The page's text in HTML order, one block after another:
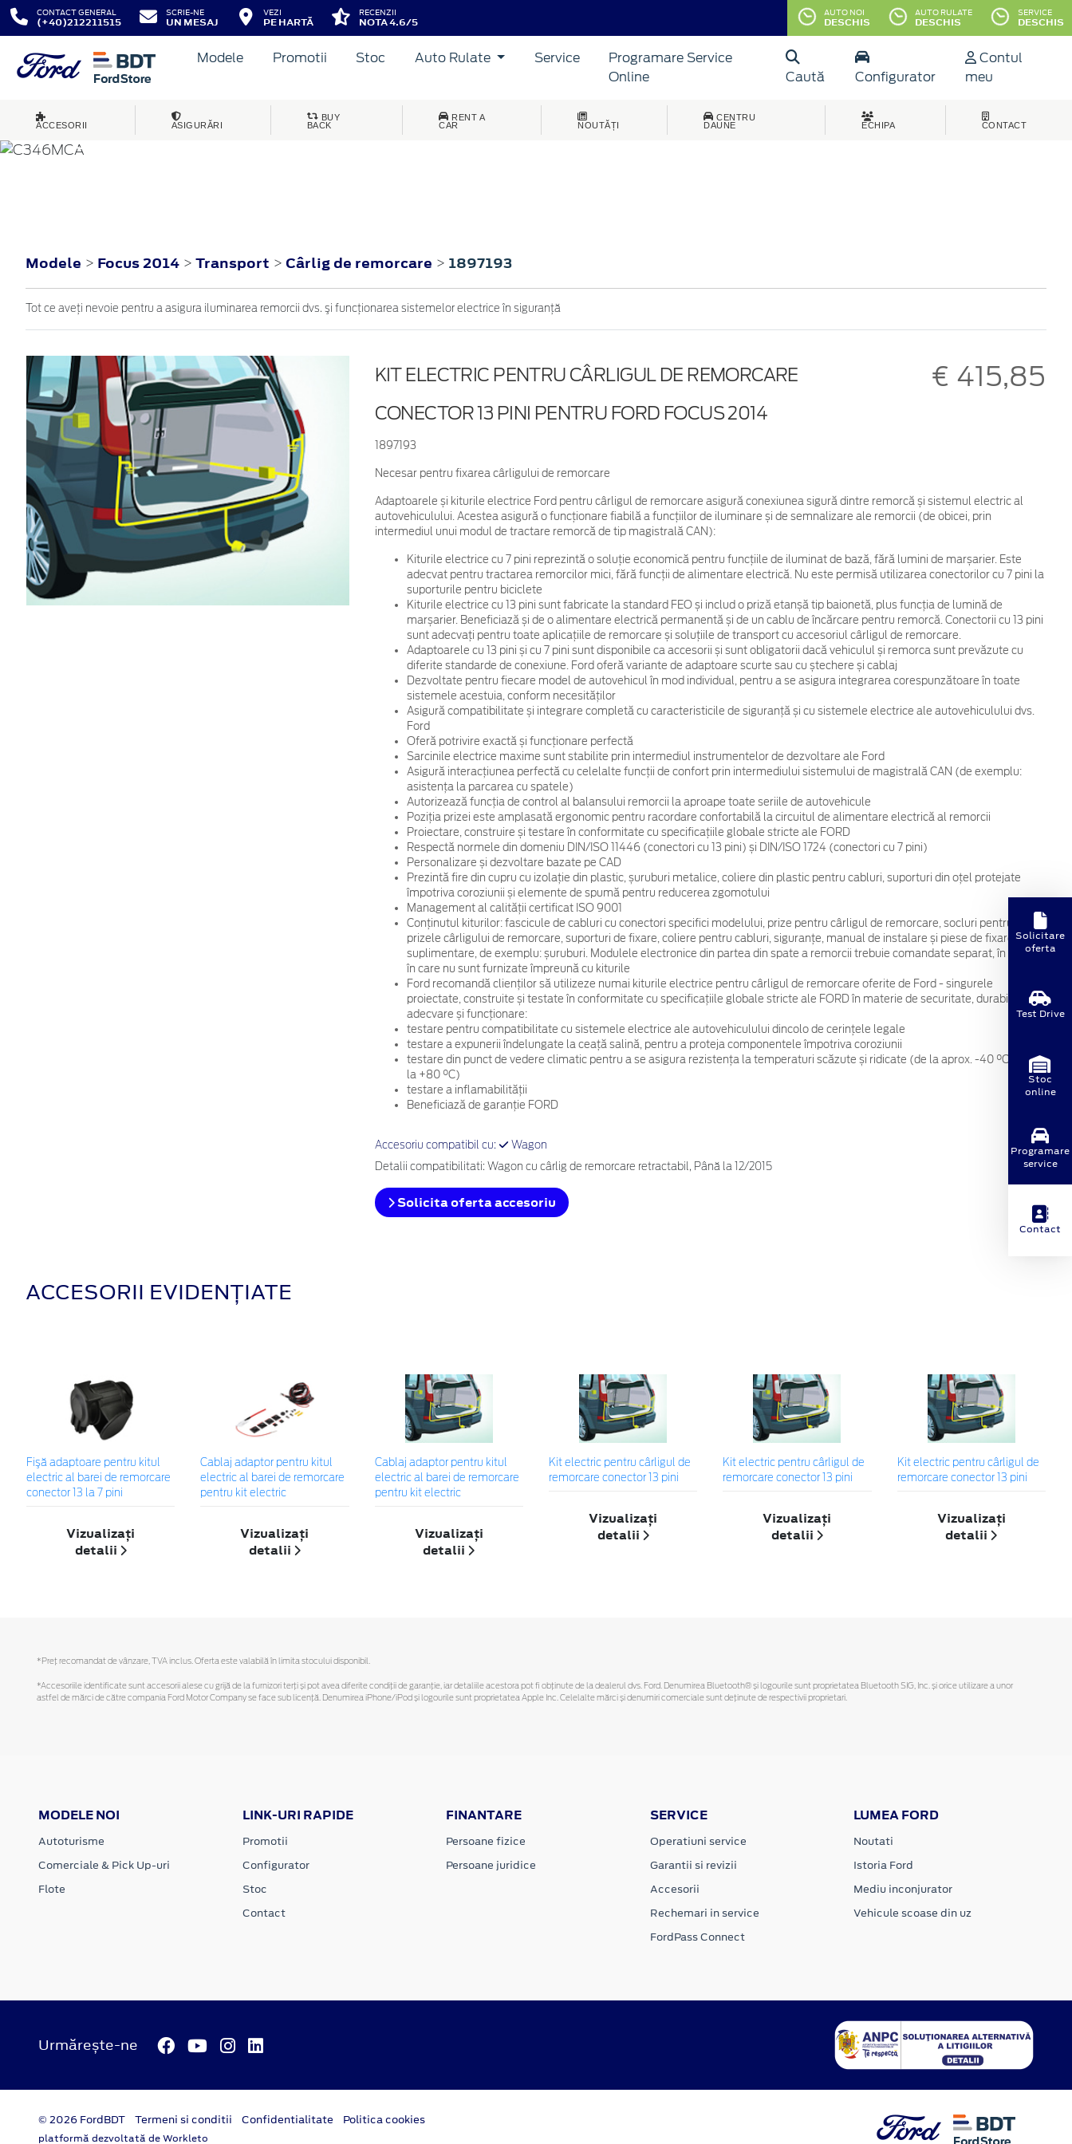
CONTACT GENERAL
(+40)212211515
SCRIE-NE
UN MESAJ
VEZI
PE HARTĂ
RECENZII
NOTA 4.6/5
AUTO NOI
DESCHIS
AUTO RULATE
DESCHIS
SERVICE
DESCHIS
Modele Promotii Stoc Auto Rulate Service
Programare Service
Online
Caută Configurator
Contul
meu
ACCESORII ASIGURĂRI
BUY
BACK
RENT A
CAR
NOUTĂȚI
CENTRU
DAUNE
ECHIPA CONTACT
FOCUS
Modele > Focus 2014 > Transport > Cârlig de remorcare > 1897193
Tot ce aveţi nevoie pentru a asigura iluminarea remorcii dvs. şi funcţionarea sistemelor electrice în siguranţă
KIT ELECTRIC PENTRU CÂRLIGUL DE REMORCARE
CONECTOR 13 PINI PENTRU FORD FOCUS 2014
1897193
€ 415,85
Necesar pentru fixarea cârligului de remorcare
Adaptoarele și kiturile electrice Ford pentru cârligul de remorcare asigură conexiunea sigură dintre remorcă și sistemul electric al
autovehiculului. Acestea asigură o funcționare fiabilă a funcțiilor de iluminare și de semnalizare ale remorcii (de obicei, prin
intermediul unui modul de tractare remorcă de tip magistrală CAN):
Kiturile electrice cu 7 pini reprezintă o soluție economică pentru funcțiile de iluminat de bază, fără lumini de marșarier. Este
adecvat pentru tractarea remorcilor mici, fără funcții de alimentare electrică. Nu este permisă utilizarea conectorilor cu 7 pini la
suporturile pentru biciclete
Kiturile electrice cu 13 pini sunt fabricate la standard FEO și includ o priză etanșă tip baionetă, plus funcția de lumină de
marșarier. Beneficiază și de o alimentare electrică permanentă și de un cablu de încărcare pentru remorcă. Conectorii cu 13 pini
sunt adecvați pentru toate aplicațiile de remorcare și soluțiile de transport cu accesoriul cârligul de remorcare.
Adaptoarele cu 13 pini și cu 7 pini sunt disponibile ca accesorii și sunt obligatorii dacă vehiculul și remorca sunt prevăzute cu
diferite standarde de conexiune. Ford oferă variante de adaptoare scurte sau cu ștechere și cablaj
Dezvoltate pentru fiecare model de autovehicul în mod individual, pentru a se asigura integrarea corespunzătoare în toate
sistemele acestuia, conform necesităților
Asigură compatibilitate și integrare completă cu caracteristicile de siguranță și cu sistemele electrice ale autovehiculului dvs.
Ford
Oferă potrivire exactă și funcționare perfectă
Sarcinile electrice maxime sunt stabilite prin intermediul instrumentelor de dezvoltare ale Ford
Asigură interacțiunea perfectă cu celelalte funcții de confort prin intermediului sistemului de magistrală CAN (de exemplu:
asistența la parcarea cu spatele)
Autorizează funcția de control al balansului remorcii la aproape toate seriile de autovehicule
Poziția prizei este amplasată ergonomic pentru racordare confortabilă la circuitul de alimentare electrică al remorcii
Proiectare, construire și testare în conformitate cu specificațiile globale stricte ale FORD
Respectă normele din domeniu DIN/ISO 11446 (conectori cu 13 pini) și DIN/ISO 1724 (conectori cu 7 pini)
Personalizare și dezvoltare bazate pe CAD
Prezintă fire din cupru cu izolație din plastic, șuruburi metalice, coliere din plastic pentru cabluri, suporturi din oțel protejate
împotriva coroziunii și elemente de spumă pentru reducerea zgomotului
Management al calității certificat ISO 9001
Conținutul kiturilor: fascicule de cabluri cu conectori specifici modelului, prize pentru cârligul de remorcare, socluri pentru
prizele cârligului de remorcare, suporturi de fixare, coliere pentru cabluri, siguranțe, manual de instalare și piese de fixare
suplimentare, de exemplu: șuruburi. Modulele electronice din partea din spate a remorcii trebuie comandate separat, în cazul
în care nu sunt furnizate împreună cu kiturile
Ford recomandă clienților să utilizeze numai kiturile electrice pentru cârligul de remorcare oferite de Ford - singurele
proiectate, construite și testate în conformitate cu specificațiile globale stricte ale FORD în materie de securitate, durabilitate,
adecvare și funcționare:
testare pentru compatibilitate cu sistemele electrice ale autovehiculului dincolo de cerințele legale
testare a expunerii îndelungate la ceață salină, pentru a proteja componentele împotriva coroziunii
testare din punct de vedere climatic pentru a se asigura rezistența la temperaturi scăzute și ridicate (de la aprox. -40 °C până
la +80 °C)
testare a inflamabilității
Beneficiază de garanție FORD
Accesoriu compatibil cu: Wagon
Detalii compatibilitati: Wagon cu cârlig de remorcare retractabil, Până la 12/2015
Solicita oferta accesoriu
ACCESORII EVIDENȚIATE
Fişă adaptoare pentru kitul
electric al barei de remorcare
conector 13 la 7 pini
Vizualizați
detalii
Cablaj adaptor pentru kitul
electric al barei de remorcare
pentru kit electric
Vizualizați
detalii
Cablaj adaptor pentru kitul
electric al barei de remorcare
pentru kit electric
Vizualizați
detalii
Kit electric pentru cârligul de
remorcare conector 13 pini
Vizualizați
detalii
Kit electric pentru cârligul de
remorcare conector 13 pini
Vizualizați
detalii
Kit electric pentru cârligul de
remorcare conector 13 pini
Vizualizați
detalii
*Preţ recomandat de vânzare, TVA inclus. Oferta este valabilă în limita stocului disponibil.
*Accesoriile identificate sunt accesorii alese cu grijă de la furnizori terți și pot avea diferite condiții de garanție, iar detaliile acestora pot fi obținute de la dealerul dvs. Ford. Denumirea Bluetooth® și logourile sunt proprietatea Bluetooth SIG, Inc. și orice utilizare a unor
astfel de mărci de către compania Ford Motor Company se face sub licență. Denumirea iPhone/iPod și logourile sunt proprietatea Apple Inc. Celelalte mărci și denumiri comerciale sunt deținute de respectivii proprietari.
MODELE NOI
Autoturisme
Comerciale & Pick Up-uri
Flote
LINK-URI RAPIDE
Promotii
Configurator
Stoc
Contact
FINANTARE
Persoane fizice
Persoane juridice
SERVICE
Operatiuni service
Garantii si revizii
Accesorii
Rechemari in service
FordPass Connect
LUMEA FORD
Noutati
Istoria Ford
Mediu inconjurator
Vehicule scoase din uz
Urmărește-ne
© 2026 FordBDT Termeni si conditii Confidentialitate Politica cookies
platformă dezvoltată de Workleto
Solicitare
oferta
Test Drive
Stoc
online
Programare
service
Contact